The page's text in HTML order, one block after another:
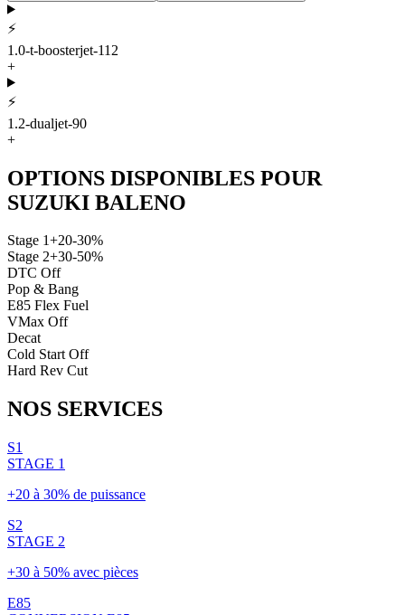
⚡
1.0-t-boosterjet-112
+
⚡
1.2-dualjet-90
+
OPTIONS DISPONIBLES POUR
SUZUKI BALENO
Stage 1+20-30%
Stage 2+30-50%
DTC Off
Pop & Bang
E85 Flex Fuel
VMax Off
Decat
Cold Start Off
Hard Rev Cut
NOS SERVICES
S1
STAGE 1
+20 à 30% de puissance
S2
STAGE 2
+30 à 50% avec pièces
E85